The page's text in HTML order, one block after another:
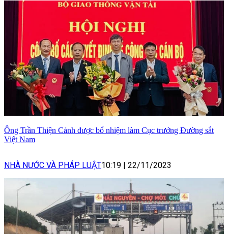
Ông Trần Thiện Cảnh được bổ nhiệm làm Cục trưởng Đường sắt
Việt Nam
NHÀ NƯỚC VÀ PHÁP LUẬT10:19 | 22/11/2023